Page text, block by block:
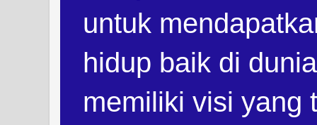
untuk
hidup baik di
memiliki visi yang